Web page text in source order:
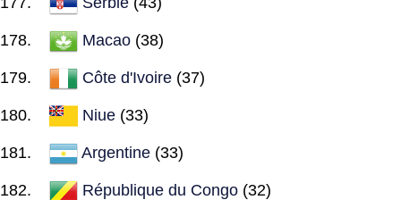
Macao (38)
Côte d'Ivoire (37)
Niue (33)
Argentine (33)
République du Congo (32)